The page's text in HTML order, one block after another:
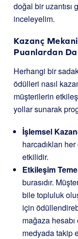
doğal bir
inceleyelim.
Kazanç
Puanlardan
Herhangi bir
ödülleri nasıl
müşterilerin
yollar sunarak
İşlemsel
harcadıkları
etkilidir.
Etkileşim
burasıdır.
bile topluluk
için
mağaza hesabı
medyada takip